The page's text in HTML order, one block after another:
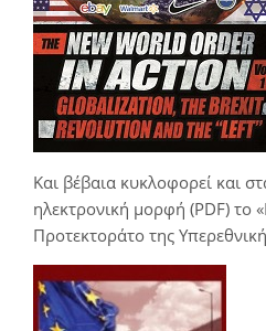
Και βέβαια κυκλοφορεί και
ηλεκτρονική μορφή (PDF) το
Προτεκτοράτο της